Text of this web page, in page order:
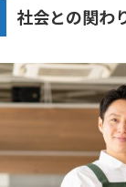
社会との関わ